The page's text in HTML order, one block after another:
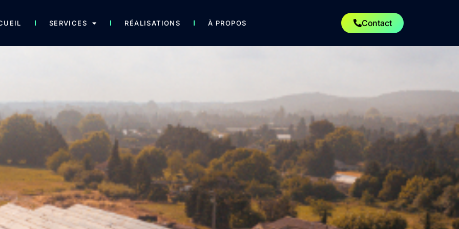
SERVICES RÉALISATIONS À PROPOS Contact